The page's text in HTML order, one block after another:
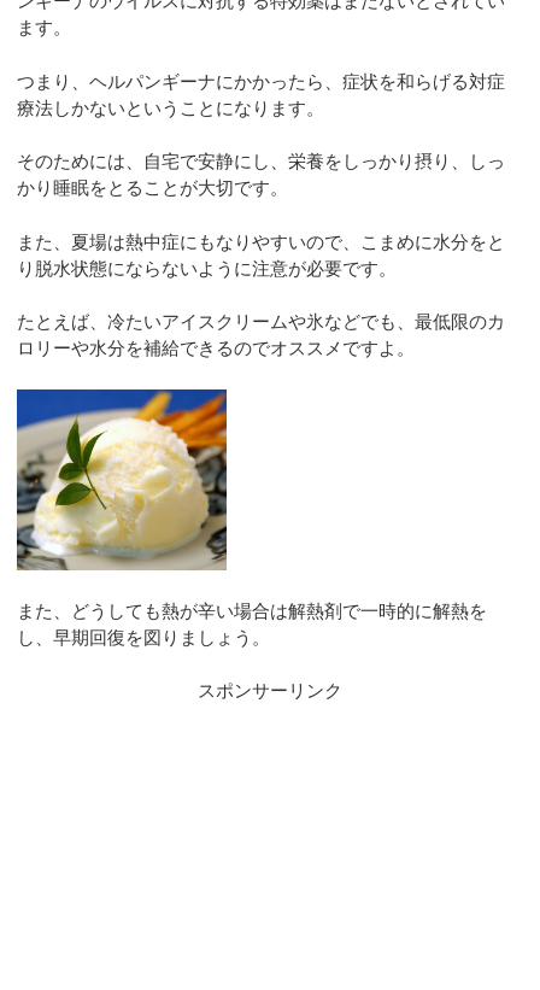
ます。
つまり、ヘルパンギーナにかかったら、症状を和らげる対症
療法しかないということになります。
そのためには、自宅で安静にし、栄養をしっかり摂り、しっ
かり睡眠をとることが大切です。
また、夏場は熱中症にもなりやすいので、こまめに水分をと
り脱水状態にならないように注意が必要です。
たとえば、冷たいアイスクリームや氷などでも、最低限のカ
ロリーや水分を補給できるのでオススメですよ。
また、どうしても熱が辛い場合は解熱剤で一時的に解熱を
し、早期回復を図りましょう。
スポンサーリンク